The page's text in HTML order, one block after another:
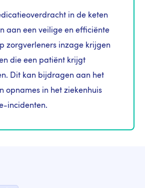
in de keten
aan een veilige en efficiënte
zorgverleners inzage krijgen
die een patiënt krijgt
Dit kan bijdragen aan het
opnames in het ziekenhuis
incidenten.